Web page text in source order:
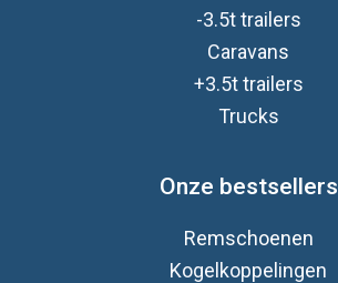
-3.5t trailers
Caravans
+3.5t trailers
Trucks
Onze bestsellers
Remschoenen
Kogelkoppelingen